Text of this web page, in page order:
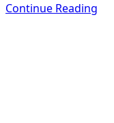
Continue Reading